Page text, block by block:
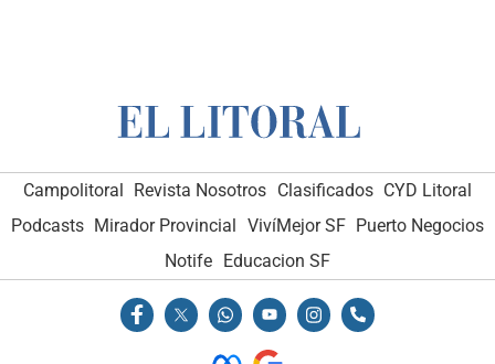
Campolitoral Revista Nosotros Clasificados CYD Litoral
Podcasts Mirador Provincial VivíMejor SF Puerto Negocios
Notife Educacion SF